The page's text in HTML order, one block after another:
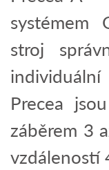
systémem
stroj
Precea
záběrem 3
vzdáleností